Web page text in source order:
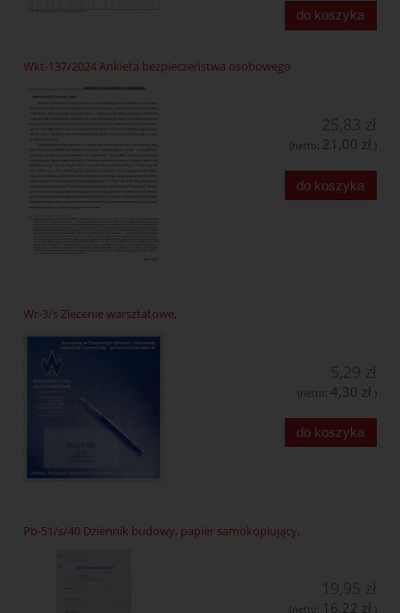
do koszyka
Wkt-137/2024 Ankieta bezpieczeństwa osobowego
(netto: 21,00 zł )
do koszyka
Wr-3/s Zlecenie warsztatowe,
(netto: 4,30 zł )
do koszyka
Pb-51/s/40 Dziennik budowy, papier samokopiujący,
(netto: 16,22 zł )